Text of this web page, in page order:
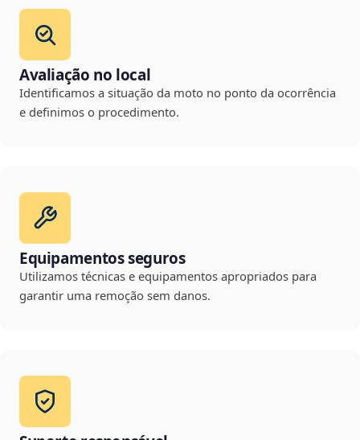
Avaliação no local
Identificamos a situação da moto no ponto da ocorrência
e definimos o procedimento.
Equipamentos seguros
Utilizamos técnicas e equipamentos apropriados para
garantir uma remoção sem danos.